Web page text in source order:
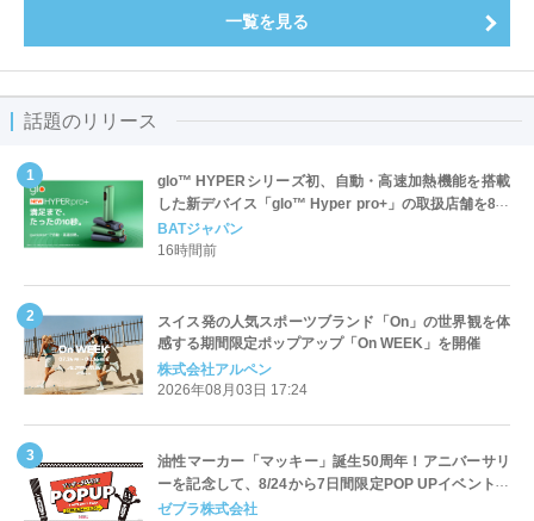
一覧を見る
話題のリリース
glo™ HYPERシリーズ初、自動・高速加熱機能を搭載
した新デバイス「glo™ Hyper pro+」の取扱店舗を8月
17日より全国へ拡大
BATジャパン
16時間前
スイス発の人気スポーツブランド「On」の世界観を体
感する期間限定ポップアップ「On WEEK」を開催
株式会社アルペン
2026年08月03日 17:24
油性マーカー「マッキー」誕生50周年！アニバーサリ
ーを記念して、8/24から7日間限定POP UPイベントを
渋谷RAYARD MIYASHITA PARKで開催！
ゼブラ株式会社